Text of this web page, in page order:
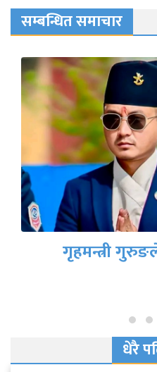
सम्बन्धित समाचार
गृहमन्त्री
धेरै